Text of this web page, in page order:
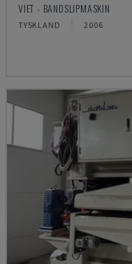
VIET - BANDSLIPMASKIN
TYSKLAND 2006